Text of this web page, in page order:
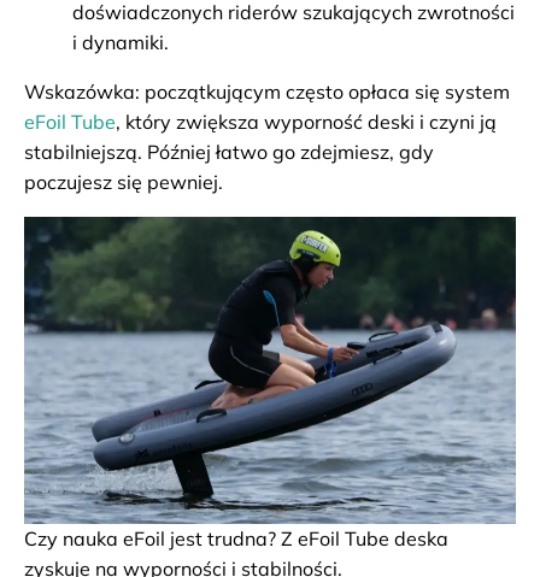
doświadczonych riderów szukających zwrotności
i dynamiki.
Wskazówka: początkującym często opłaca się system
eFoil Tube, który zwiększa wyporność deski i czyni ją
stabilniejszą. Później łatwo go zdejmiesz, gdy
poczujesz się pewniej.
Czy nauka eFoil jest trudna? Z eFoil Tube deska
zyskuje na wyporności i stabilności.